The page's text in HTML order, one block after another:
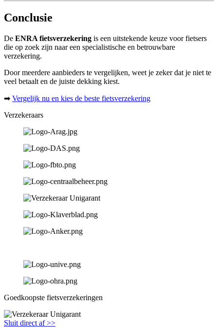
Conclusie
De ENRA fietsverzekering is een uitstekende keuze voor fietsers
die op zoek zijn naar een specialistische en betrouwbare
verzekering.
Door meerdere aanbieders te vergelijken, weet je zeker dat je niet te
veel betaalt en de juiste dekking kiest.
➡ Vergelijk nu en kies de beste fietsverzekering
Verzekeraars
Goedkoopste fietsverzekeringen
Sluit direct af >>